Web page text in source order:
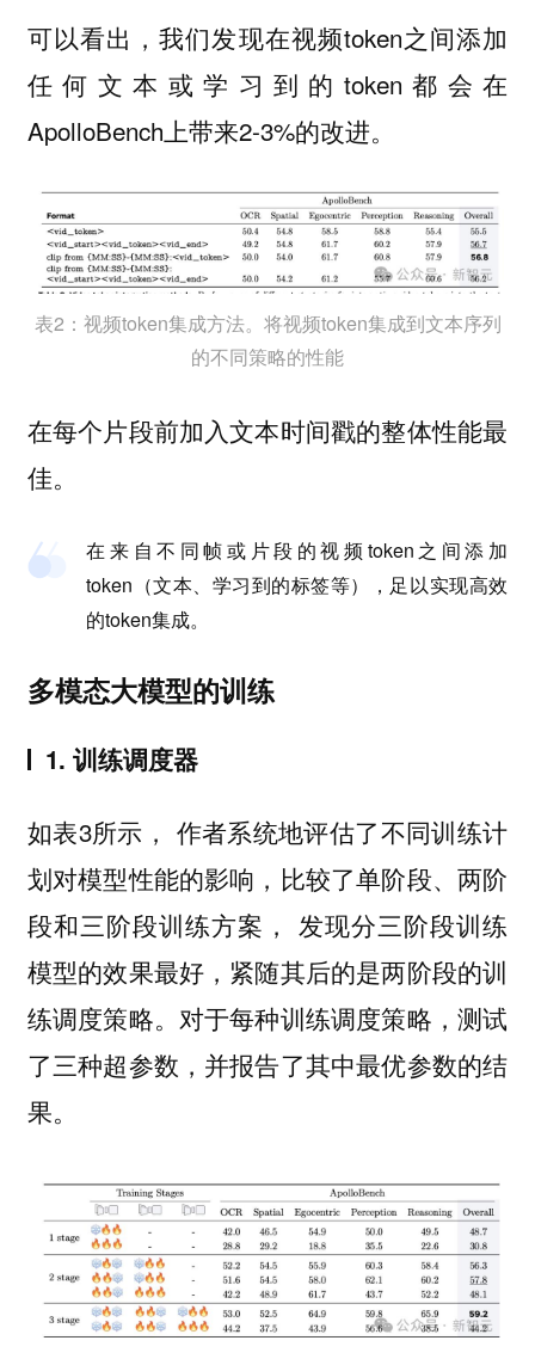
可以看出，我们发现在视频token之间添加
任何文本或学习到的token都会在
ApolloBench上带来2-3%的改进。
表2：视频token集成方法。将视频token集成到文本序列
的不同策略的性能
在每个片段前加入文本时间戳的整体性能最
佳。
在来自不同帧或片段的视频token之间添加
token（文本、学习到的标签等），足以实现高效
的token集成。
多模态大模型的训练
1. 训练调度器
如表3所示， 作者系统地评估了不同训练计
划对模型性能的影响，比较了单阶段、两阶
段和三阶段训练方案， 发现分三阶段训练
模型的效果最好，紧随其后的是两阶段的训
练调度策略。对于每种训练调度策略，测试
了三种超参数，并报告了其中最优参数的结
果。